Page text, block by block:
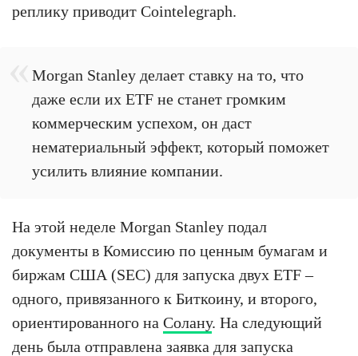
реплику приводит Cointelegraph.
Morgan Stanley делает ставку на то, что
даже если их ETF не станет громким
коммерческим успехом, он даст
нематериальный эффект, который поможет
усилить влияние компании.
На этой неделе Morgan Stanley подал
документы в Комиссию по ценным бумагам и
биржам США (SEC) для запуска двух ETF –
одного, привязанного к Биткоину, и второго,
ориентированного на Солану. На следующий
день была отправлена заявка для запуска